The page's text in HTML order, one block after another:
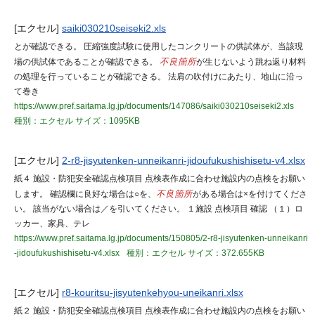
[エクセル] saiki030210seiseki2.xls
とが確認できる。 圧縮強度試験に使用したコンクリートの供試体が、当該現
場の供試体であることが確認できる。 不良箇所が生じないよう跳ね返り材料
の処理を行っていることが確認できる。 法肩の吹付けにあたり、地山に沿っ
て巻き
https://www.pref.saitama.lg.jp/documents/147086/saiki030210seiseki2.xls
種別：エクセル サイズ：1095KB
[エクセル] 2-r8-jisyutenken-unneikanri-jidoufukushishisetu-v4.xlsx
紙４ 施設・防犯安全確認点検項目 点検表作成に合わせ施設内の点検をお願い
します。 確認欄に良好な場合は○を、 不良箇所がある場合は×を付けてくださ
い。 該当がない場合は／を引いてください。 １施設 点検項目 確認 （１）ロ
ッカー、家具、テレ
https://www.pref.saitama.lg.jp/documents/150805/2-r8-jisyutenken-unneikanri
-jidoufukushishisetu-v4.xlsx
種別：エクセル サイズ：372.655KB
[エクセル] r8-kouritsu-jisyutenkehyou-uneikanri.xlsx
紙２ 施設・防犯安全確認点検項目 点検表作成に合わせ施設内の点検をお願い